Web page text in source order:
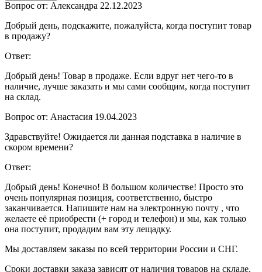
Вопрос от: Александра 22.12.2023
Добрый день, подскажите, пожалуйста, когда поступит товар
в продажу?
Ответ:
Добрый день! Товар в продаже. Если вдруг нет чего-то в
наличие, лучше заказать и мы сами сообщим, когда поступит
на склад.
Вопрос от: Анастасия 19.04.2023
Здравствуйте! Ожидается ли данная подставка в наличие в
скором времени?
Ответ:
Добрый день! Конечно! В большом количестве! Просто это
очень популярная позиция, соответственно, быстро
заканчивается. Напишите нам на электронную почту , что
желаете её приобрести (+ город и телефон) и мы, как только
она поступит, продадим вам эту лещадку.
Мы доставляем заказы по всей территории России и СНГ.
Сроки доставки заказа зависят от наличия товаров на складе.